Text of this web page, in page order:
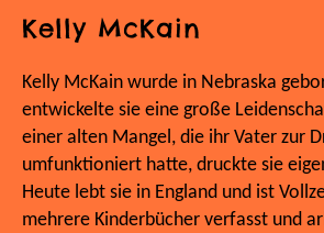
Kelly McKain
Kelly McKain wurde in Nebraska
entwickelte sie eine große
einer alten Mangel, die ihr Vater zur
umfunktioniert hatte, druckte sie
Heute lebt sie in England und ist
mehrere Kinderbücher verfasst und